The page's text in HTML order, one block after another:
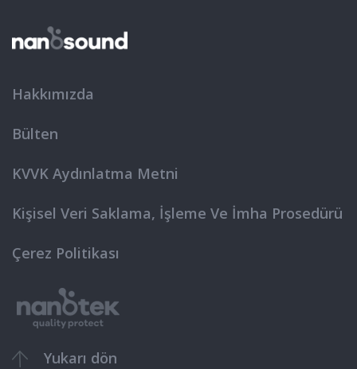
Hakkımızda
Bülten
KVVK Aydınlatma Metni
Kişisel Veri Saklama, İşleme Ve İmha Prosedürü
Çerez Politikası
Yukarı dön